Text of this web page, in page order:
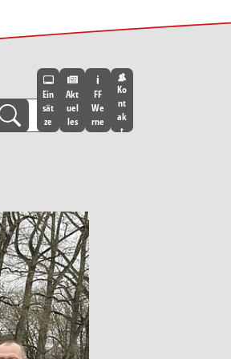
Ein
sät
ze
Akt
uel
les
FF
We
rne
Ko
nt
ak
t